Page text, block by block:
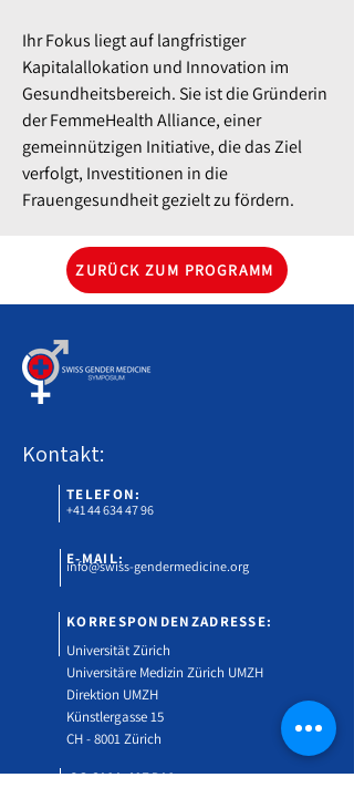
Ihr Fokus liegt auf langfristiger
Kapitalallokation und Innovation im
Gesundheitsbereich. Sie ist die Gründerin
der FemmeHealth Alliance, einer
gemeinnützigen Initiative, die das Ziel
verfolgt, Investitionen in die
Frauengesundheit gezielt zu fördern.
ZURÜCK ZUM PROGRAMM
Kontakt:
TELEFON:
+41 44 634 47 96
E-MAIL:
info@swiss-gendermedicine.org
KORRESPONDENZADRESSE:
Universität Zürich
Universitäre Medizin Zürich UMZH
Direktion UMZH
Künstlergasse 15
CH - 8001 Zürich
SOCIAL MEDIA: